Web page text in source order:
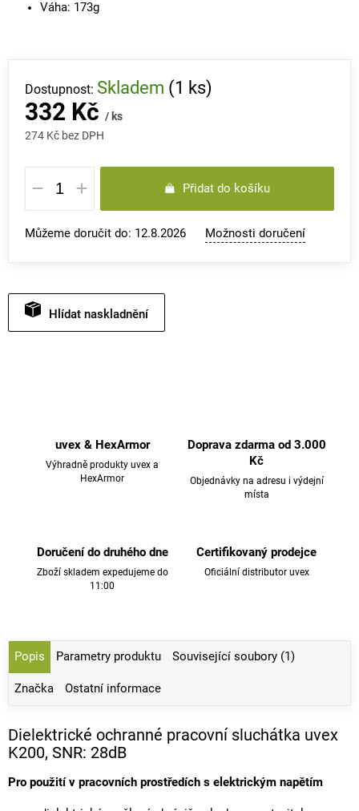
Váha: 173g
332 Kč / ks
274 Kč bez DPH
Měrná
cena:
Skladem (1 ks)
Přidat do košíku
Můžeme doručit do: 12.8.2026 Možnosti doručení
Hlídat
uvex & HexArmor
Výhradně produkty uvex a
HexArmor
Doprava zdarma od 3.000
Kč
Objednávky na adresu i výdejní
místa
Doručení do druhého dne
Zboží skladem expedujeme do
11:00
Certifikovaný prodejce
Oficiální distributor uvex
Popis Parametry produktu Související soubory (1)
Značka Ostatní informace
Dielektrické ochranné pracovní sluchátka uvex
K200, SNR: 28dB
Pro použití v pracovních prostředích s elektrickým napětím